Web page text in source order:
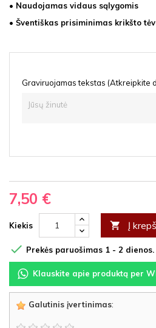
• Naudojamas vidaus sąlygomis
• Šventiškas prisiminimas krikšto
Graviruojamas tekstas (Atkreipkite
7,50 €
Kiekis  Į
 Prekės paruošimas 1 - 2 dienos.
Klauskite apie produktą per
Galutinis įvertinimas: